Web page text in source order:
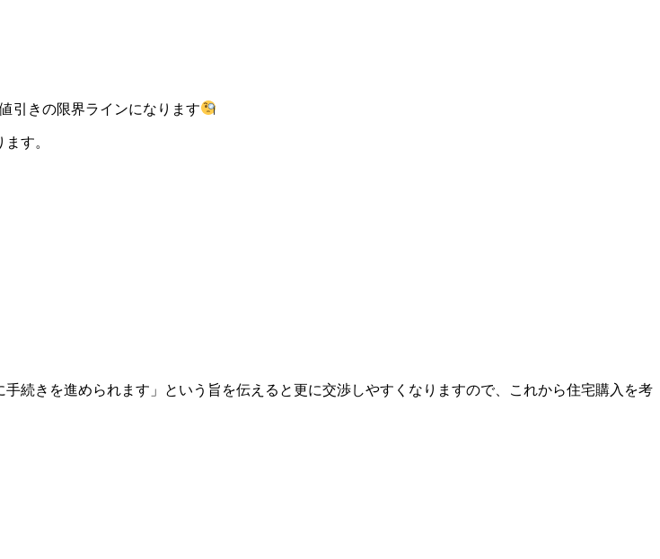
引きの限界ラインになります
す。
続きを進められます」という旨を伝えると更に交渉しやすくなりますので、これから住宅購入を考